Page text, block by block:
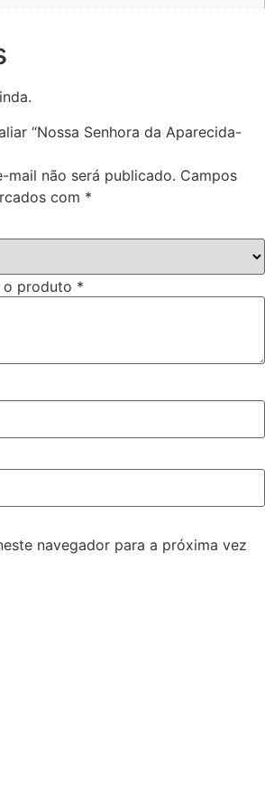
“Nossa Senhora da Aparecida-
mail não será publicado. Campos
com *
o produto *
navegador para a próxima vez